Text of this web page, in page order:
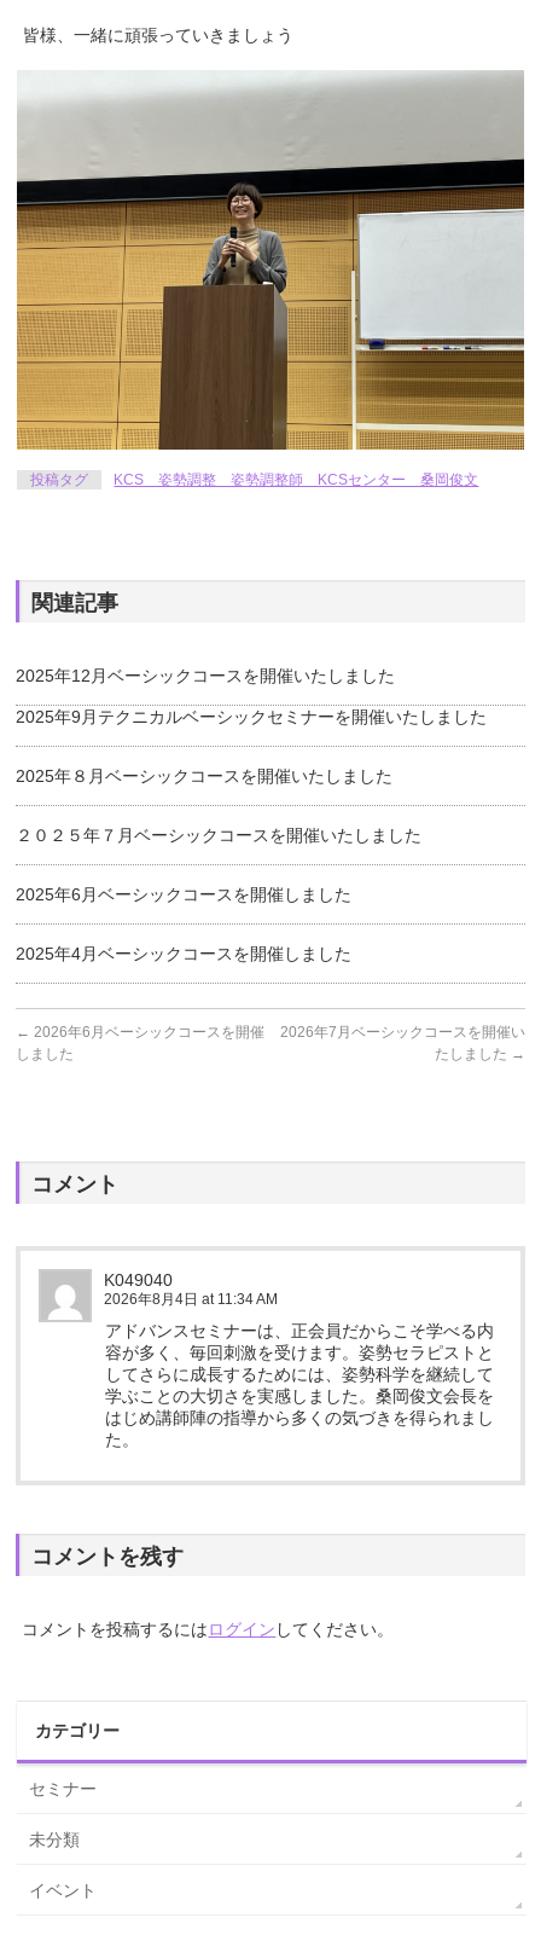
皆様、一緒に頑張っていきましょう
投稿タグ KCS 姿勢調整 姿勢調整師 KCSセンター 桑岡俊文
関連記事
2025年12月ベーシックコースを開催いたしました
2025年9月テクニカルベーシックセミナーを開催いたしました
2025年８月ベーシックコースを開催いたしました
２０２５年７月ベーシックコースを開催いたしました
2025年6月ベーシックコースを開催しました
2025年4月ベーシックコースを開催しました
← 2026年6月ベーシックコースを開催
しました
2026年7月ベーシックコースを開催い
たしました →
コメント
K049040
2026年8月4日 at 11:34 AM
アドバンスセミナーは、正会員だからこそ学べる内
容が多く、毎回刺激を受けます。姿勢セラピストと
してさらに成長するためには、姿勢科学を継続して
学ぶことの大切さを実感しました。桑岡俊文会長を
はじめ講師陣の指導から多くの気づきを得られまし
た。
コメントを残す
コメントを投稿するにはログイン してください。
カテゴリー
セミナー
未分類
イベント